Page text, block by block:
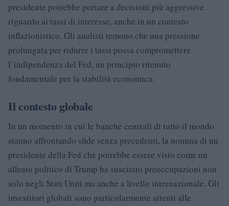
presidente potrebbe portare a decisioni più aggressive
riguardo ai tassi di interesse, anche in un contesto
inflazionistico. Gli analisti temono che una pressione
prolungata per ridurre i tassi possa compromettere
l’indipendenza del Fed, un principio ritenuto
fondamentale per la stabilità economica.
Il contesto globale
In un momento in cui le banche centrali di tutto il mondo
stanno affrontando sfide senza precedenti, la nomina di un
presidente della Fed che potrebbe essere visto come un
alleato politico di Trump ha suscitato preoccupazioni non
solo negli Stati Uniti ma anche a livello internazionale. Gli
investitori globali sono particolarmente attenti alle